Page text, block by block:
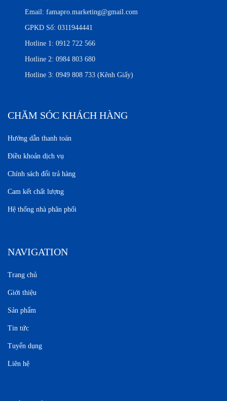
Email: famapro.marketing@gmail.com
GPKD Số: 0311944441
Hotline 1: 0912 722 566
Hotline 2: 0984 803 680
Hotline 3: 0949 808 733 (Kênh Giấy)
CHĂM SÓC KHÁCH HÀNG
Hướng dẫn thanh toán
Điều khoản dịch vụ
Chính sách đổi trả hàng
Cam kết chất lượng
Hệ thống nhà phân phối
NAVIGATION
Trang chủ
Giới thiệu
Sản phẩm
Tin tức
Tuyển dụng
Liên hệ